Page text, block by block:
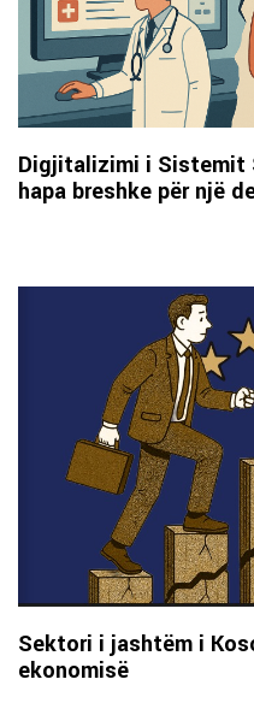
Digjitalizimi i Sistemit
hapa breshke për një
Sektori i jashtëm i
ekonomisë